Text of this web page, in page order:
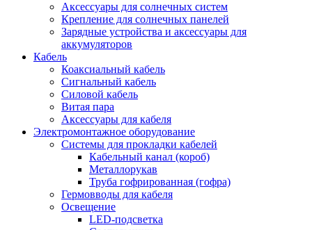
Аксессуары для солнечных систем
Крепление для солнечных панелей
Зарядные устройства и аксессуары для
аккумуляторов
Кабель
Коаксиальный кабель
Сигнальный кабель
Силовой кабель
Витая пара
Аксессуары для кабеля
Электромонтажное оборудование
Системы для прокладки кабелей
Кабельный канал (короб)
Металлорукав
Труба гофрированная (гофра)
Гермовводы для кабеля
Освещение
LED-подсветка